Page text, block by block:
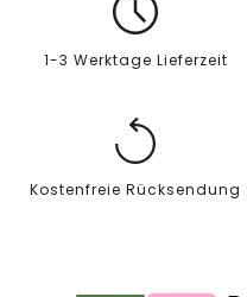
1-3 Werktage Lieferzeit
Kostenfreie Rücksendung